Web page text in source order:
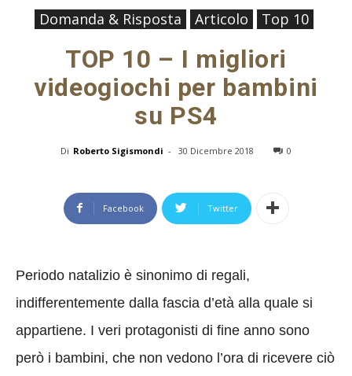
Domanda & Risposta Articolo Top 10
TOP 10 – I migliori
videogiochi per bambini
su PS4
Di Roberto Sigismondi - 30 Dicembre 2018 0
Facebook Twitter
Periodo natalizio è sinonimo di regali,
indifferentemente dalla fascia d’età alla quale si
appartiene. I veri protagonisti di fine anno sono
però i bambini, che non vedono l’ora di ricevere ciò